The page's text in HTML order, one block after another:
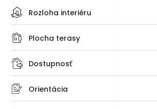
Rozloha interiéru
Dostupnosť
Orientácia
Plocha terasy